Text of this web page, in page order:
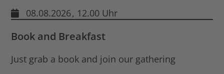
08.08.2026, 12.00 Uhr
Book and Breakfast
Just grab a book and join our gathering